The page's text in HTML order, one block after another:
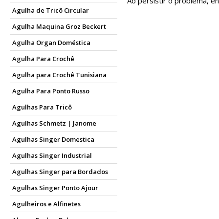
Agulha de Tricô Circular
Agulha Maquina Groz Beckert
Agulha Organ Doméstica
Agulha Para Crochê
Agulha para Crochê Tunisiana
Agulha Para Ponto Russo
Agulhas Para Tricô
Agulhas Schmetz | Janome
Agulhas Singer Domestica
Agulhas Singer Industrial
Agulhas Singer para Bordados
Agulhas Singer Ponto Ajour
Agulheiros e Alfinetes